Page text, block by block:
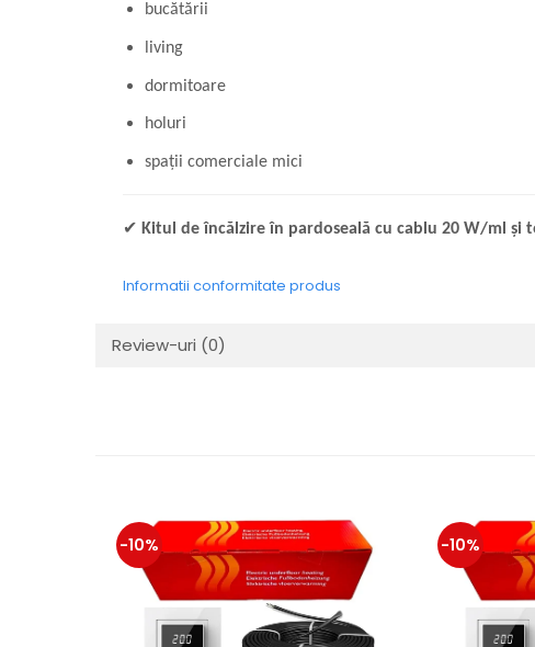
bucătării
living
dormitoare
holuri
spații comerciale mici
✔ Kitul de încălzire în pardoseală cu cablu 20 W/ml
Informatii conformitate produs
Review-uri (0)
-10% -10%